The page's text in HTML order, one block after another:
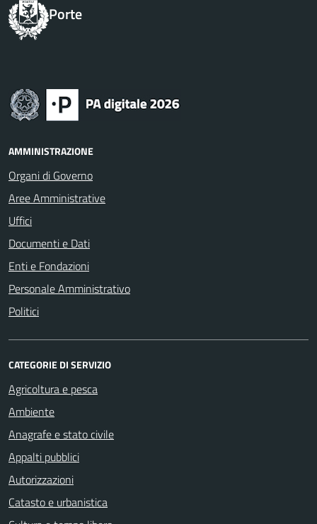
Porte
AMMINISTRAZIONE
Organi di Governo
Aree Amministrative
Uffici
Documenti e Dati
Enti e Fondazioni
Personale Amministrativo
Politici
CATEGORIE DI SERVIZIO
Agricoltura e pesca
Ambiente
Anagrafe e stato civile
Appalti pubblici
Autorizzazioni
Catasto e urbanistica